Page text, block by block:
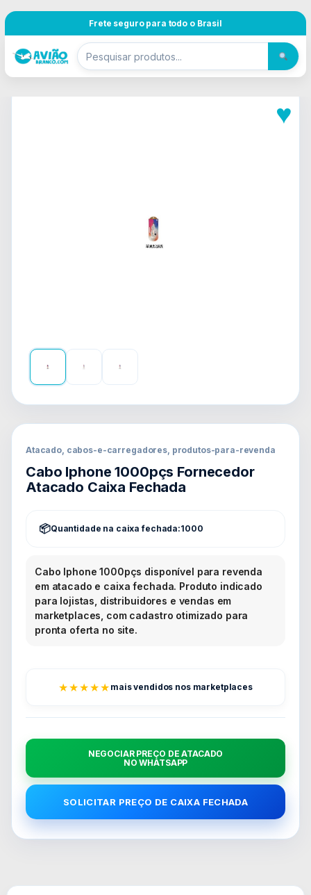
Frete seguro para todo o Brasil
♥
Atacado, cabos-e-carregadores, produtos-para-revenda
Cabo Iphone 1000pçs Fornecedor
Atacado Caixa Fechada
Quantidade na caixa fechada:1000
Cabo Iphone 1000pçs disponível para revenda
em atacado e caixa fechada. Produto indicado
para lojistas, distribuidores e vendas em
marketplaces, com cadastro otimizado para
pronta oferta no site.
★★★★★ mais vendidos nos marketplaces
NEGOCIAR PREÇO DE ATACADO
NO WHATSAPP
SOLICITAR PREÇO DE CAIXA FECHADA